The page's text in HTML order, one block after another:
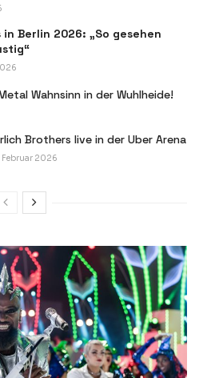
in Berlin 2026: „So gesehen
Wahnsinn in der Wuhlheide!
Brothers live in der Uber Arena
2026